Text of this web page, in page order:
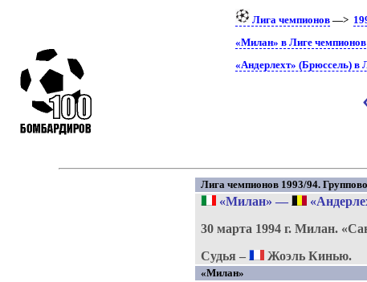
Лига чемпионов —>
«Милан» в Лиге чемпионов
«Андерлехт» (Брюссель) в
Лига чемпионов 1993/94.
«Милан» —
30 марта 1994 г.Милан.
Судья –
Жоэль Кинью.
«Милан»